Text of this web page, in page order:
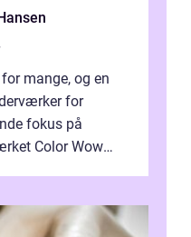
mange, og en
for
fokus på
Color Wow